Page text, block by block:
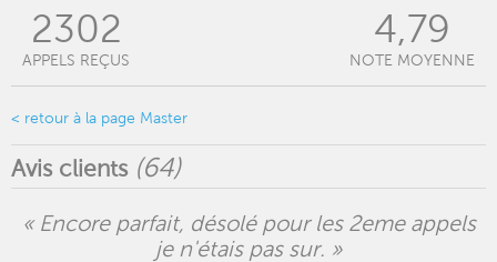
2302
APPELS REÇUS
4,79
NOTE MOYENNE
< retour à la page Master
Avis clients (64)
« Encore parfait, désolé pour les 2eme appels
je n'étais pas sur. »